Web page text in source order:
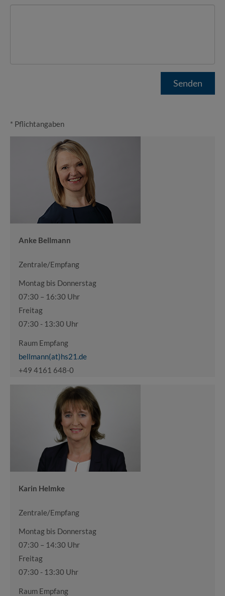
* Pflichtangaben
Anke Bellmann
Zentrale/Empfang
Montag bis Donnerstag
07:30 – 16:30 Uhr
Freitag
07:30 - 13:30 Uhr
Raum Empfang
bellmann(at)hs21.de
+49 4161 648-0
Karin Helmke
Zentrale/Empfang
Montag bis Donnerstag
07:30 – 14:30 Uhr
Freitag
07:30 - 13:30 Uhr
Raum Empfang